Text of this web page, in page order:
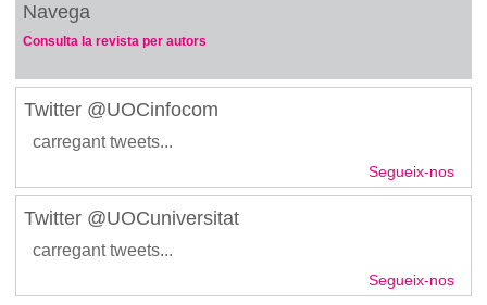
Navega
Consulta la revista per autors
Twitter @UOCinfocom
carregant tweets...
Segueix-nos
Twitter @UOCuniversitat
carregant tweets...
Segueix-nos